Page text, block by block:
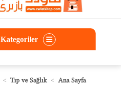
Ana Sayfa
Tıp ve Sağlık